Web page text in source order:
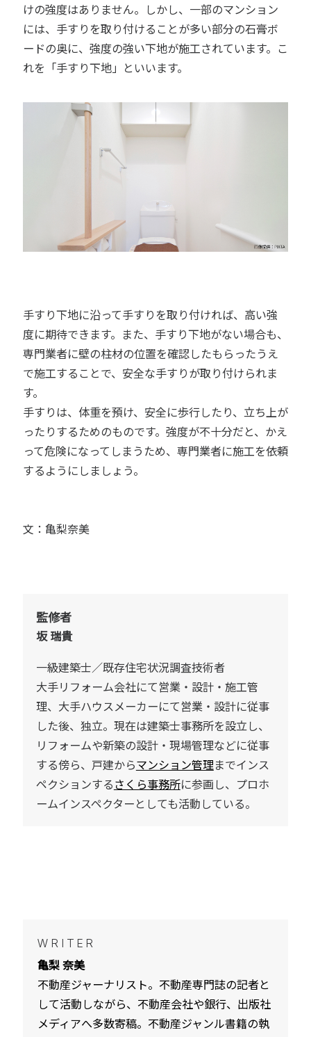
けの強度はありません。しかし、一部のマンション
には、手すりを取り付けることが多い部分の石膏ボ
ードの奥に、強度の強い下地が施工されています。こ
れを「手すり下地」といいます。
手すり下地に沿って手すりを取り付ければ、高い強
度に期待できます。また、手すり下地がない場合も、
専門業者に壁の柱材の位置を確認したもらったうえ
で施工することで、安全な手すりが取り付けられま
す。
手すりは、体重を預け、安全に歩行したり、立ち上が
ったりするためのものです。強度が不十分だと、かえ
って危険になってしまうため、専門業者に施工を依頼
するようにしましょう。
文：亀梨奈美
監修者
坂 瑞貴
一級建築士／既存住宅状況調査技術者
大手リフォーム会社にて営業・設計・施工管
理、大手ハウスメーカーにて営業・設計に従事
した後、独立。現在は建築士事務所を設立し、
リフォームや新築の設計・現場管理などに従事
する傍ら、戸建からマンション管理までインス
ペクションするさくら事務所に参画し、プロホ
ームインスペクターとしても活動している。
WRITER
亀梨 奈美
不動産ジャーナリスト。不動産専門誌の記者と
して活動しながら、不動産会社や銀行、出版社
メディアへ多数寄稿。不動産ジャンル書籍の執